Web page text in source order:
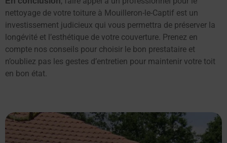
nettoyage de votre toiture à Mouilleron-le-Captif est un
investissement judicieux qui vous permettra de préserver la
longévité et l’esthétique de votre couverture. Prenez en
compte nos conseils pour choisir le bon prestataire et
n’oubliez pas les gestes d’entretien pour maintenir votre toit
en bon état.